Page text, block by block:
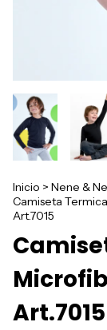
Inicio > Nene &
Camiseta
Art.7015
Art.7015